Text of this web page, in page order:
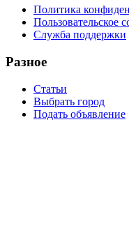
Политика
Пользовательское
Служба поддержки
Разное
Статьи
Выбрать город
Подать объявление